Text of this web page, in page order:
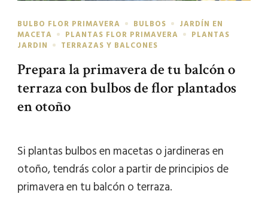
BULBO FLOR PRIMAVERA BULBOS
JARDÍN EN
MACETA
PLANTAS FLOR PRIMAVERA
PLANTAS
JARDIN
TERRAZAS Y BALCONES
Prepara la primavera de tu balcón o
terraza con bulbos de flor plantados
en otoño
Si plantas bulbos en macetas o jardineras en
otoño, tendrás color a partir de principios de
primavera en tu balcón o terraza.